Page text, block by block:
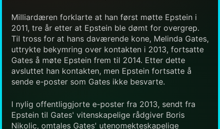
Milliardæren forklarte at han først møtte Epstein i
2011, tre år etter at Epstein ble dømt for overgrep.
Til tross for at hans daværende kone, Melinda Gates,
uttrykte bekymring over kontakten i 2013, fortsatte
Gates å møte Epstein frem til 2014. Etter dette
avsluttet han kontakten, men Epstein fortsatte å
sende e-poster som Gates ikke besvarte.
I nylig offentliggjorte e-poster fra 2013, sendt fra
Epstein til Gates' vitenskapelige rådgiver Boris
Nikolic, omtales Gates' utenomekteskapelige